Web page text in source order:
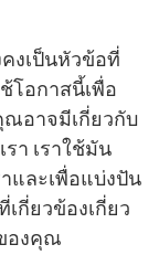
งเป็นหัวข้อที่
โอกาสนี้เพื่อ
อาจมีเกี่ยวกับ
า เราใช้มัน
และเพื่อแบ่งปัน
กี่ยวข้องเกี่ยว
องคุณ